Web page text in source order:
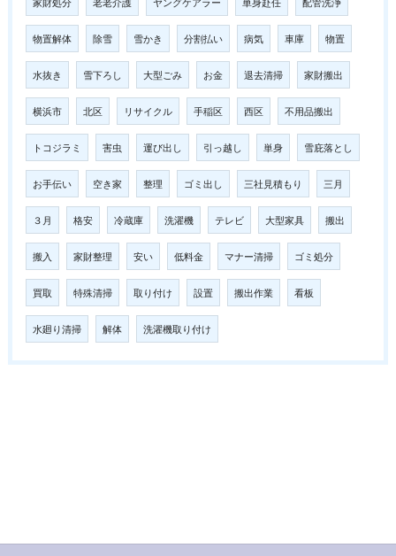
物置解体 除雪 雪かき 分割払い 病気 車庫 物置
水抜き 雪下ろし 大型ごみ お金 退去清掃 家財搬出
横浜市 北区 リサイクル 手稲区 西区 不用品搬出
トコジラミ 害虫 運び出し 引っ越し 単身 雪庇落とし
お手伝い 空き家 整理 ゴミ出し 三社見積もり 三月
３月 格安 冷蔵庫 洗濯機 テレビ 大型家具 搬出
搬入 家財整理 安い 低料金 マナー清掃 ゴミ処分
買取 特殊清掃 取り付け 設置 搬出作業 看板
水廻り清掃 解体 洗濯機取り付け